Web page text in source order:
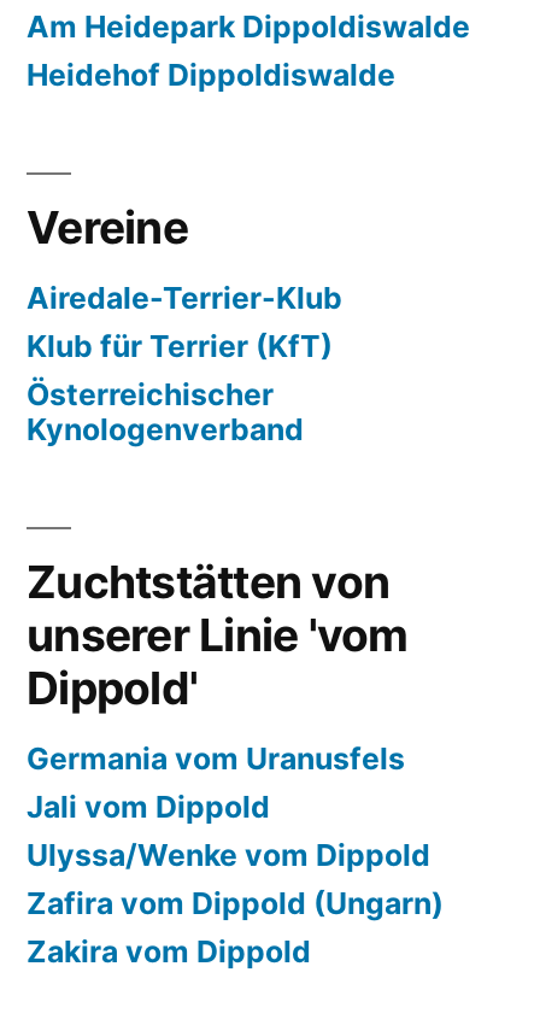
Am Heidepark Dippoldiswalde
Heidehof Dippoldiswalde
Vereine
Airedale-Terrier-Klub
Klub für Terrier (KfT)
Österreichischer
Kynologenverband
Zuchtstätten von
unserer Linie 'vom
Dippold'
Germania vom Uranusfels
Jali vom Dippold
Ulyssa/Wenke vom Dippold
Zafira vom Dippold (Ungarn)
Zakira vom Dippold